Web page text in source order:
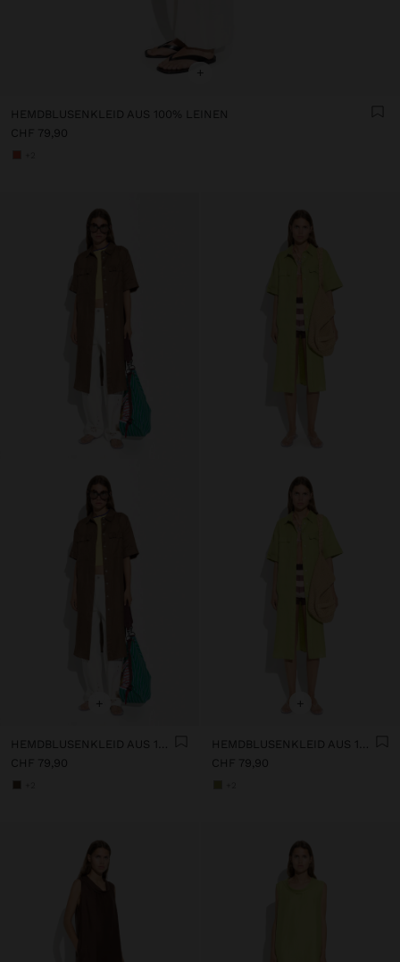
+
HEMDBLUSENKLEID AUS 100% LEINEN
CHF 79,90
+
HEMDBLUSENKLEID AUS 100% LEINEN
CHF 79,90
+
HEMDBLUSENKLEID AUS 100% LEINEN
CHF 79,90